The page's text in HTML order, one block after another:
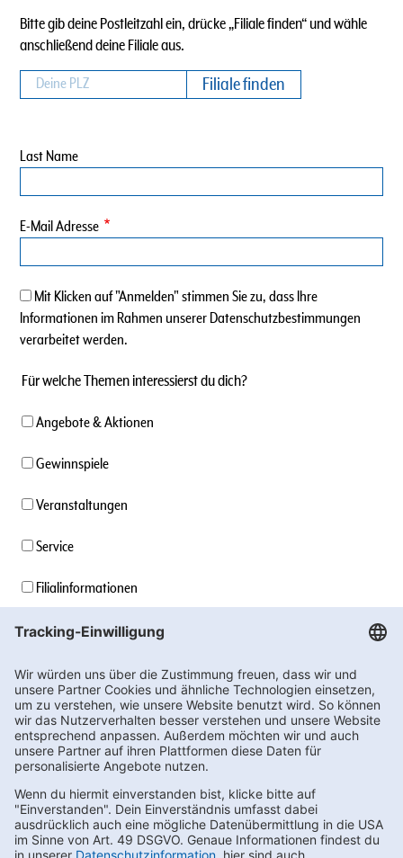
Bitte gib deine Postleitzahl ein, drücke „Filiale finden“ und wähle
anschließend deine Filiale aus.
E-Mail Adresse
Last Name
Mit Klicken auf "Anmelden" stimmen Sie zu, dass Ihre
Informationen im Rahmen unserer Datenschutzbestimmungen
verarbeitet werden.
Für welche Themen interessierst du dich?
Angebote & Aktionen
Gewinnspiele
Veranstaltungen
Service
Filialinformationen
Unternehmensinformationen
Stellenangebote
Soziales Engagement